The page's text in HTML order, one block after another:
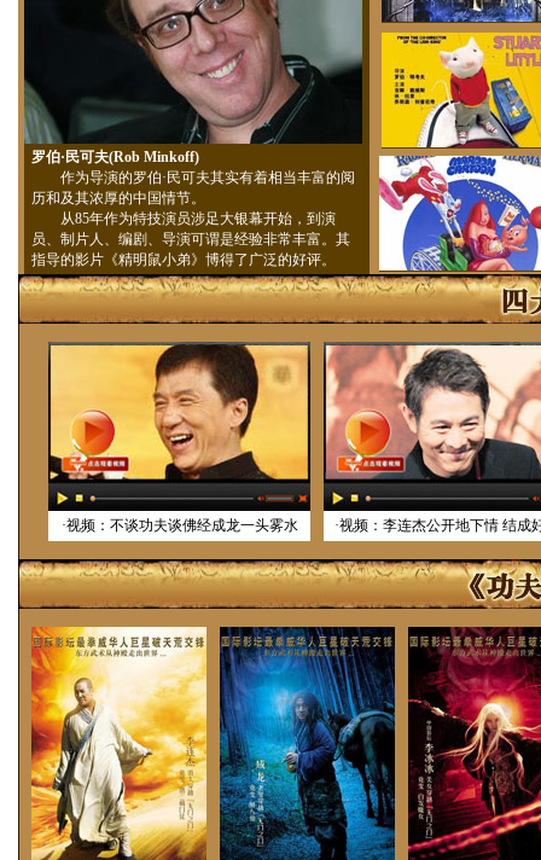
罗伯·民可夫(Rob Minkoff)
作为导演的罗伯·民可夫其实有着相当丰富的阅
历和及其浓厚的中国情节。
从85年作为特技演员涉足大银幕开始，到演
员、制片人、编剧、导演可谓是经验非常丰富。其
指导的影片《精明鼠小弟》博得了广泛的好评。
·视频：不谈功夫谈佛经成龙一头雾水 ·视频：李连杰公开地下情 结成